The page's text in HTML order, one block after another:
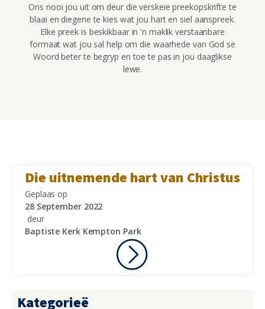
Ons nooi jou uit om deur die verskeie preekopskrifte te
blaai en diegene te kies wat jou hart en siel aanspreek.
Elke preek is beskikbaar in 'n maklik verstaanbare
formaat wat jou sal help om die waarhede van God se
Woord beter te begryp en toe te pas in jou daaglikse
lewe.
Die uitnemende hart van Christus
Geplaas op
28 September 2022
deur
Baptiste Kerk Kempton Park
Kategorieë